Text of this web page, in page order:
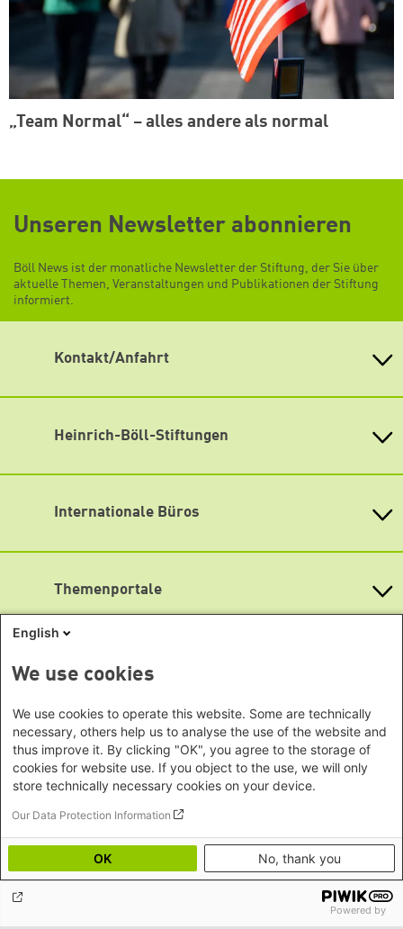
„Team Normal“ – alles andere als normal
Unseren Newsletter abonnieren
Böll News ist der monatliche Newsletter der Stiftung, der Sie über
aktuelle Themen, Veranstaltungen und Publikationen der Stiftung
informiert.
Kontakt/Anfahrt
Empfang und Auskunft
info@boell.de
Montag bis Freitag
Lageplan
Heinrich-Böll-Stiftungen
Heinrich-Böll-Stiftungen in den
Baden-Württemberg
Mecklenburg-Vorpommern
Niedersachsen
Nordrhein-Westfalen
Rheinland-Pfalz
Sachsen-Anhalt
Schleswig-Holstein
Internationale Büros
Büro Neu-Delhi - Indien
Büro Phnom Penh - Kambodscha
Büro Südostasien
Dialog
Büro Horn von Afrika -
Somalia/Somaliland, Sudan,
Äthiopien
Büro Nairobi - Kenia, Uganda,
Tansania
Büro Abuja - Nigeria
Büro Dakar - Senegal
Büro Kapstadt - Südafrika, Namibia,
Themenportale
Heimatkunde
Gunda-Werner-Institut
Archiv Grünes Gedächtnis
Studienwerk
Mediatheken
Antifeminismus begegnen
Gender Mediathek
Grüne Websites
Bündnis 90 / Die Grünen
Bundestagsfraktion
European Greens
Green European Foundation
Social Links
LinkedIn
English
We use cookies
We use cookies to operate this website. Some are technically
necessary, others help us to analyse the use of the website and
thus improve it. By clicking "OK", you agree to the storage of
cookies for website use. If you object to the use, we will only
store technically necessary cookies on your device.
Our Data Protection Information
OK No, thank you
Powered by